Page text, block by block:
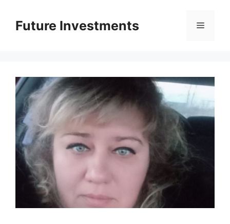
вмістуFuture Investments Меню